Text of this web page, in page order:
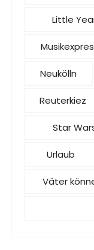
Little
Neukölln
Reuterkiez
Star
Urlaub
Väter